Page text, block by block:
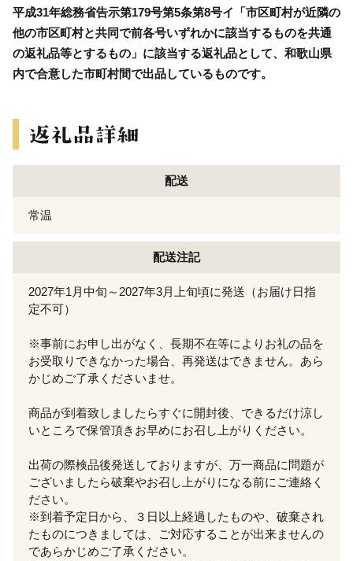
平成31年総務省告示第179号第5条第8号イ「市区町村が近隣の
他の市区町村と共同で前各号いずれかに該当するものを共通
の返礼品等とするもの」に該当する返礼品として、和歌山県
内で合意した市町村間で出品しているものです。
配送
常温
配送注記
2027年1月中旬～2027年3月上旬頃に発送（お届け日指
定不可）
※事前にお申し出がなく、長期不在等によりお礼の品を
お受取りできなかった場合、再発送はできません。あら
かじめご了承くださいませ。
商品が到着致しましたらすぐに開封後、できるだけ涼し
いところで保管頂きお早めにお召し上がりください。
出荷の際検品後発送しておりますが、万一商品に問題が
ございましたら破棄やお召し上がりになる前にご連絡く
ださい。
※到着予定日から、３日以上経過したものや、破棄され
たものにつきましては、ご対応することが出来ませんの
であらかじめご了承ください。